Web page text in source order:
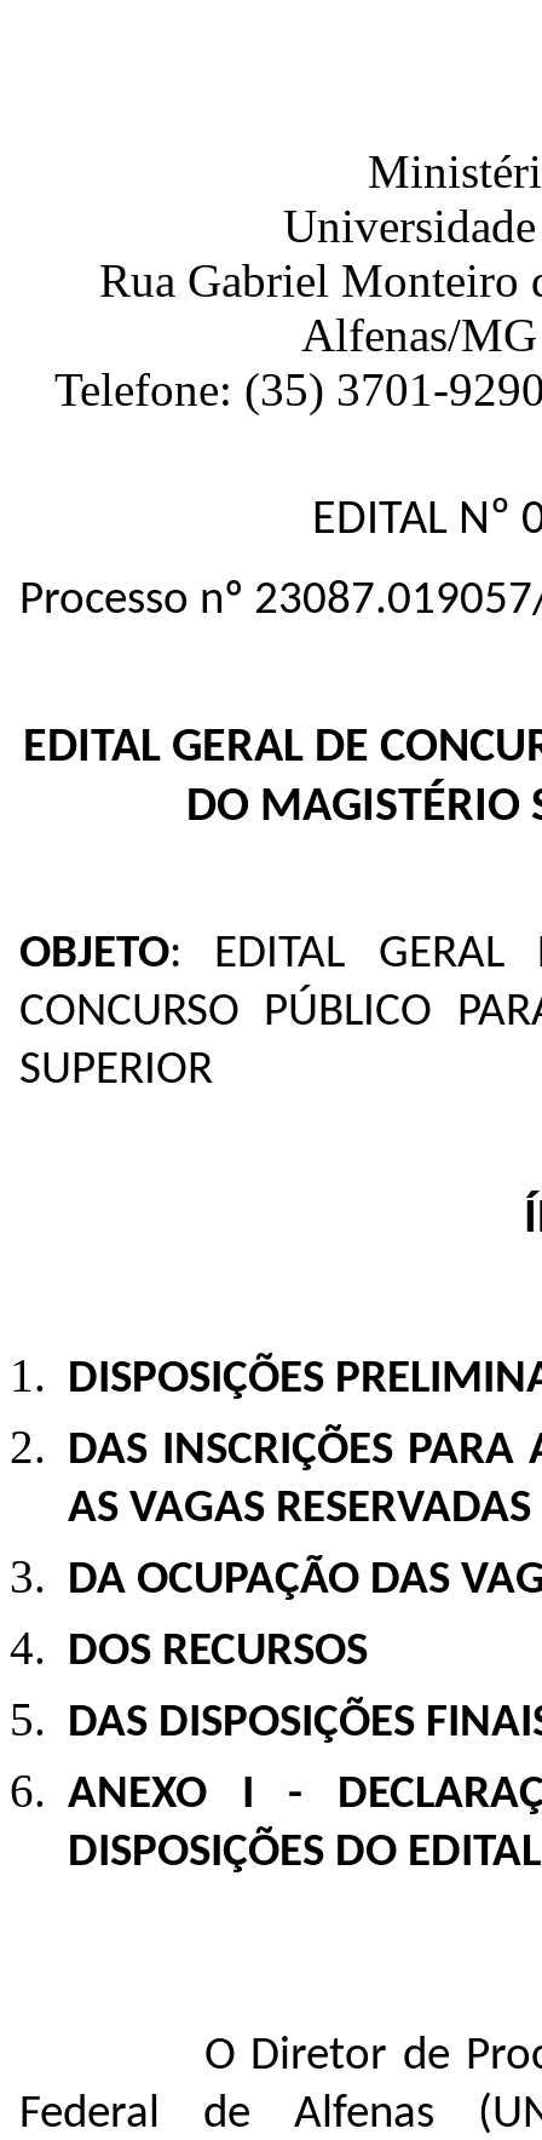
Rua Gabriel Monteiro
Alfenas/MG
Telefone: (35) 3701-
EDITAL Nº
Processo nº
EDITAL GERAL DE
DO MAGISTÉRIO
OBJETO: EDITAL GERAL
CONCURSO PÚBLICO
SUPERIOR
DISPOSIÇÕES
DAS INSCRIÇÕES
AS VAGAS RESERVADAS
DA OCUPAÇÃO DAS
DOS RECURSOS
DAS DISPOSIÇÕES
ANEXO I -
DISPOSIÇÕES DO
O Diretor de
Federal de Alfenas